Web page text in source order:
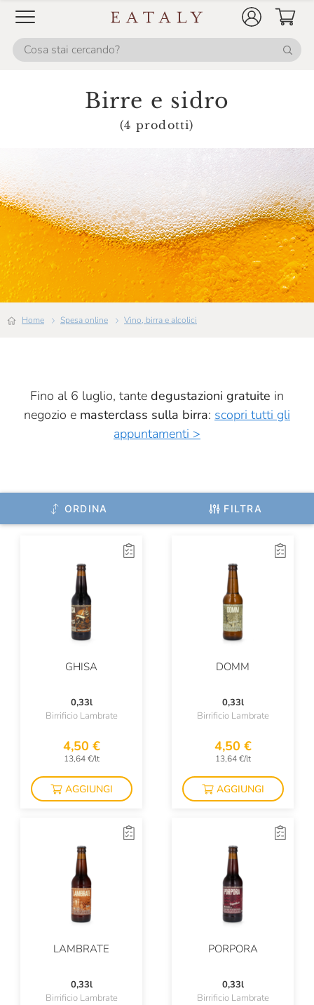
Birre e sidro
(4 prodotti)
Home Spesa online Vino, birra e alcolici
Fino al 6 luglio, tante degustazioni gratuite in
negozio e masterclass sulla birra: scopri tutti gli
appuntamenti >
ORDINA FILTRA
GHISA
0,33l
Birrificio Lambrate
4,50 €
13,64 €/lt
AGGIUNGI
DOMM
0,33l
Birrificio Lambrate
4,50 €
13,64 €/lt
AGGIUNGI
LAMBRATE
0,33l
Birrificio Lambrate
PORPORA
0,33l
Birrificio Lambrate